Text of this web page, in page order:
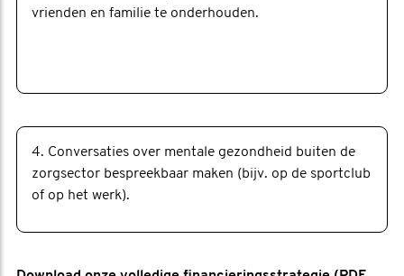
vrienden en familie te onderhouden.
4. Conversaties over mentale gezondheid buiten de
zorgsector bespreekbaar maken (bijv. op de sportclub
of op het werk).